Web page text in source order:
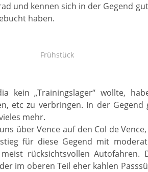
und kennen sich in der Gegend
haben.
Frühstück
kein „Trainingslager“ wollte,
etc zu verbringen. In der
mehr.
über Vence auf den Col de
für diese Gegend mit
rücksichtsvollen
im oberen Teil eher kahlen